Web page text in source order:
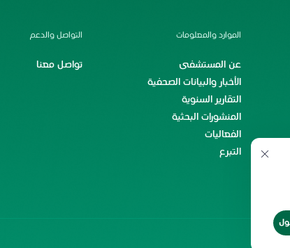
الموارد والمعلومات
عن المستشفى
الأخبار والبيانات الصحفية
التقارير السنوية
المنشورات البحثية
الفعاليات
التبرع
التواصل والدعم
تواصل معنا